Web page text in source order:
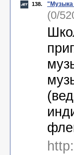
138. "Музыка
(0/